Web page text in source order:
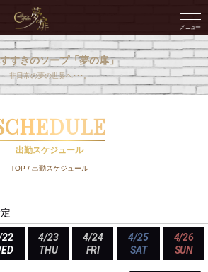
すきのソープ「夢の扉」
非日常の夢の世界へ･･･。
出勤スケジュール
TOP / 出勤スケジュール
4/23
THU
4/24
FRI
4/25
SAT
4/26
SUN